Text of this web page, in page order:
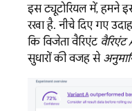
इस ट्यूटोरियल में, हमने
रखा है. नीचे दिए गए
कि विजेता वैरिएंट वैरिएंट
सुधारों की वजह से